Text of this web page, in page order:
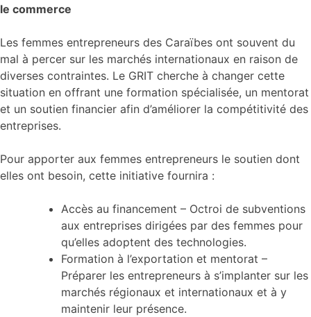
le commerce
Les femmes entrepreneurs des Caraïbes ont souvent du
mal à percer sur les marchés internationaux en raison de
diverses contraintes. Le GRIT cherche à changer cette
situation en offrant une formation spécialisée, un mentorat
et un soutien financier afin d’améliorer la compétitivité des
entreprises.
Pour apporter aux femmes entrepreneurs le soutien dont
elles ont besoin, cette initiative fournira :
Accès au financement – Octroi de subventions
aux entreprises dirigées par des femmes pour
qu’elles adoptent des technologies.
Formation à l’exportation et mentorat –
Préparer les entrepreneurs à s’implanter sur les
marchés régionaux et internationaux et à y
maintenir leur présence.